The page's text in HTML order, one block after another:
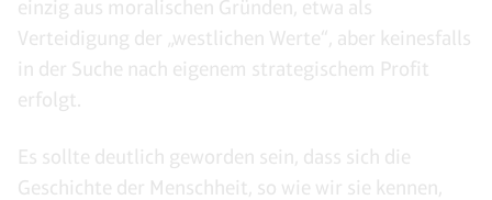
einzig aus moralischen Gründen, etwa als
Verteidigung der „westlichen Werte“, aber keinesfalls
in der Suche nach eigenem strategischem Profit
erfolgt.
Es sollte deutlich geworden sein, dass sich die
Geschichte der Menschheit, so wie wir sie kennen,